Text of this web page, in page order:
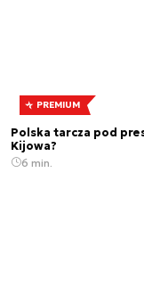
PREMIUM
Polska tarcza pod
Kijowa?
6 min.